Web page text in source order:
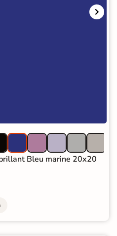
Bleu marine 20x20